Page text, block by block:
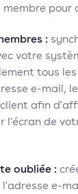
pour
:
votre
tous
e-mail,
afin
l'écran de
oubliée :
e-